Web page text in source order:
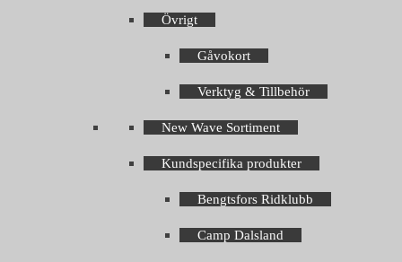
Övrigt
Gåvokort
Verktyg & Tillbehör
New Wave Sortiment
Kundspecifika produkter
Bengtsfors Ridklubb
Camp Dalsland